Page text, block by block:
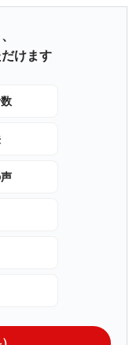
ーザーにとって分かり
在体験を、一連の流れ
ユーザー体験の観点で
のデザイナーを探して
は目標に対する結果と
けます